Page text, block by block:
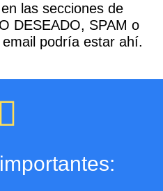
las secciones de
DESEADO, SPAM o
podría estar ahí.